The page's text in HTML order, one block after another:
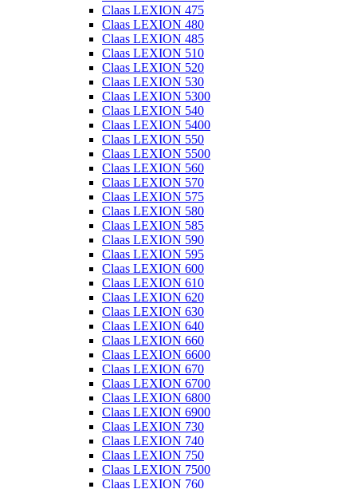
Claas LEXION 475
Claas LEXION 480
Claas LEXION 485
Claas LEXION 510
Claas LEXION 520
Claas LEXION 530
Claas LEXION 5300
Claas LEXION 540
Claas LEXION 5400
Claas LEXION 550
Claas LEXION 5500
Claas LEXION 560
Claas LEXION 570
Claas LEXION 575
Claas LEXION 580
Claas LEXION 585
Claas LEXION 590
Claas LEXION 595
Claas LEXION 600
Claas LEXION 610
Claas LEXION 620
Claas LEXION 630
Claas LEXION 640
Claas LEXION 660
Claas LEXION 6600
Claas LEXION 670
Claas LEXION 6700
Claas LEXION 6800
Claas LEXION 6900
Claas LEXION 730
Claas LEXION 740
Claas LEXION 750
Claas LEXION 7500
Claas LEXION 760